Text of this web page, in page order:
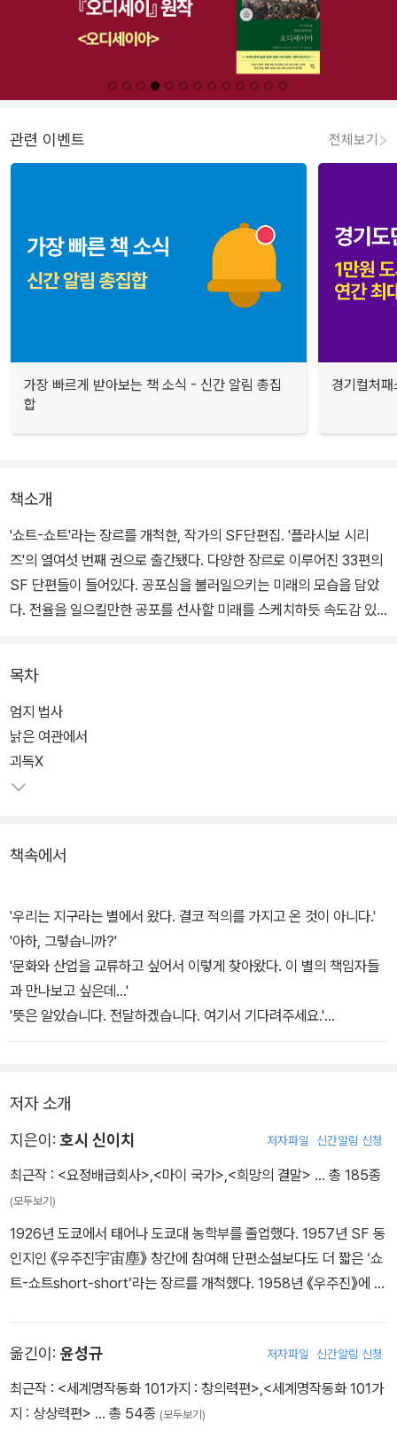
관련 이벤트 전체보기
가장 빠르게 받아보는 책 소식 - 신간 알림 총집
합
경기컬처
책소개
'쇼트-쇼트'라는 장르를 개척한, 작가의 SF단편집. '플라시보 시리
즈'의 열여섯 번째 권으로 출간됐다. 다양한 장르로 이루어진 33편의
SF 단편들이 들어있다. 공포심을 불러일으키는 미래의 모습을 담았
다. 전율을 일으킬만한 공포를 선사할 미래를 스케치하듯 속도감 있
성격 묘사와 등장인물의 육체적 특징의 배제, 그리고 실내에 한정된
무대 또한 작가의 문학적 특징이라 할 수 있다. 이러한 장치로 독자는
작품들의 무대가 언제 어디서 일어났는지 알 수 없다. 하지만 그것을
알아 차리지 못하게 만드는 장치로 오히려 이야기의 풍요로움을 선사
'플라시보 시리즈'는 호시이 신이치의 독특한 아이디어로 만들어진 단
안착하지 않고서도 기발함을 선보인다. 게다가 누구나 고개를 끄덕일
만한 그 이야기들은 가벼움과 무거움 사이에서 적절히 중심을 잡고
있다.
목차
엄지 법사
낡은 여관에서
괴독X
책속에서
'우리는 지구라는 별에서 왔다. 결코 적의를 가지고 온 것이 아니다.'
'아하, 그렇습니까?'
'문화와 산업을 교류하고 싶어서 이렇게 찾아왔다. 이 별의 책임자들
과 만나보고 싶은데...'
'뜻은 알았습니다. 전달하겠습니다. 여기서 기다려주세요.'
그 주민은 그렇게 말하고 사라졌다. 일행은 만사가 순조롭게 진행될
'벌써 열흘이나 기다렸습니다. 윗사람들이 그자의 이야기를 믿지 않
은 건 아닐까요?'
'아닐거야. 좀더 기다려보자.'
'당신들의 이야기는 전했습니다. 잠시만 기다려달라고 하십니다.'
'그랬군요. 그럼 기다리죠.'
그러나 역시 아무런 변화도 없었다. - 본문 42쪽에서
저자 소개
지은이:호시 신이치 저자파일 신간알림 신청
최근작 : <요정배급회사>,<마이 국가>,<희망의 결말> … 총 185종
(모두보기)
1926년 도쿄에서 태어나 도쿄대 농학부를 졸업했다. 1957년 SF 동
인지인 《우주진宇宙塵》 창간에 참여해 단편소설보다도 더 짧은 ‘쇼
트-쇼트short-short’라는 장르를 개척했다. 1958년 《우주진》에 발
했으며, 비단 SF뿐만이 아니라 미스터리, 판타지, 괴담, 우화 등 다양
한 장르를 넘나들며 집필 활동을 이어 갔다. 과격한 폭력이나 성애 묘
사를 배제한 담백한 문체, 신랄한 풍자로 어린이부터 성인에 이르기
옮긴이: 윤성규 저자파일 신간알림 신청
최근작 : <세계명작동화 101가지 : 창의력편>,<세계명작동화 101가
지 : 상상력편> … 총 54종 (모두보기)